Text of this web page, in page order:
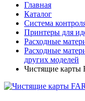
Главная
Каталог
Система
Принтеры для
Расходные
Расходные
других моделей
Чистящие карты